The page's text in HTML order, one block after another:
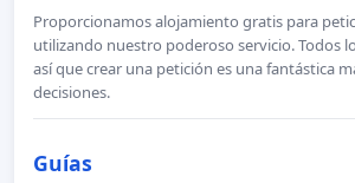
Proporcionamos alojamiento gratis para
utilizando nuestro poderoso servicio. Todos
así que crear una petición es una fantástica
decisiones.
Guías